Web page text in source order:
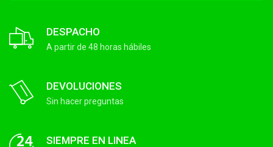
DESPACHO
A partir de 48 horas hábiles
DEVOLUCIONES
Sin hacer preguntas
SIEMPRE EN LINEA